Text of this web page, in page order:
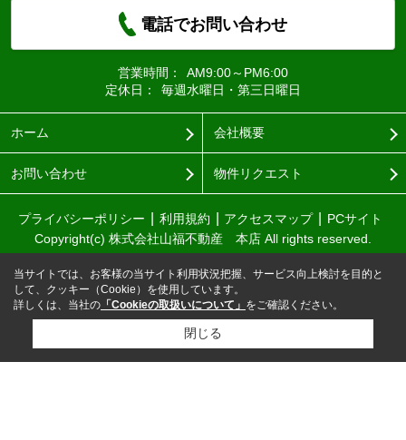
電話でお問い合わせ
営業時間：
AM9:00～PM6:00
定休日：
毎週水曜日・第三日曜日
ホーム 会社概要
お問い合わせ 物件リクエスト
プライバシーポリシー 利用規約 アクセスマップ
PCサイト
Copyright(c) 株式会社山福不動産 本店 All rights reserved.
当サイトでは、お客様の当サイト利用状況把握、サービス向上検討を目的と
して、クッキー（Cookie）を使用しています。
詳しくは、当社の 「Cookieの取扱いについて」 をご確認ください。
閉じる